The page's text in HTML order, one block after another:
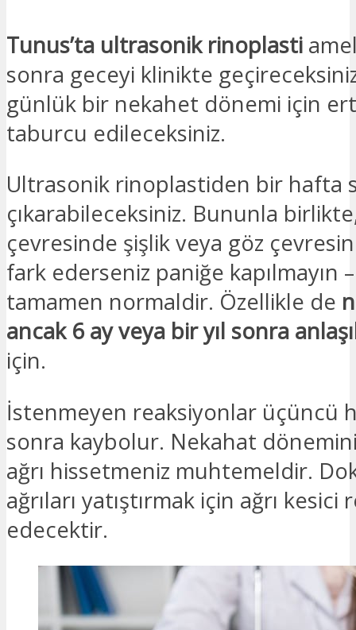
Tunus’ta ultrasonik rinoplasti
sonra geceyi klinikte
günlük bir nekahet dönemi için
taburcu edileceksiniz.
Ultrasonik rinoplastiden bir hafta
çıkarabileceksiniz. Bununla
çevresinde şişlik veya göz
fark ederseniz paniğe kapılmayın
tamamen normaldir. Özellikle de
ancak 6 ay veya bir yıl sonra
için.
İstenmeyen reaksiyonlar üçüncü
sonra kaybolur. Nekahat
ağrı hissetmeniz muhtemeldir.
ağrıları yatıştırmak için ağrı kesici
edecektir.